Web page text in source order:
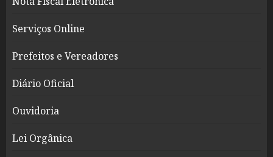
Serviços Online
Prefeitos e Vereadores
Diário Oficial
Ouvidoria
Lei Orgânica